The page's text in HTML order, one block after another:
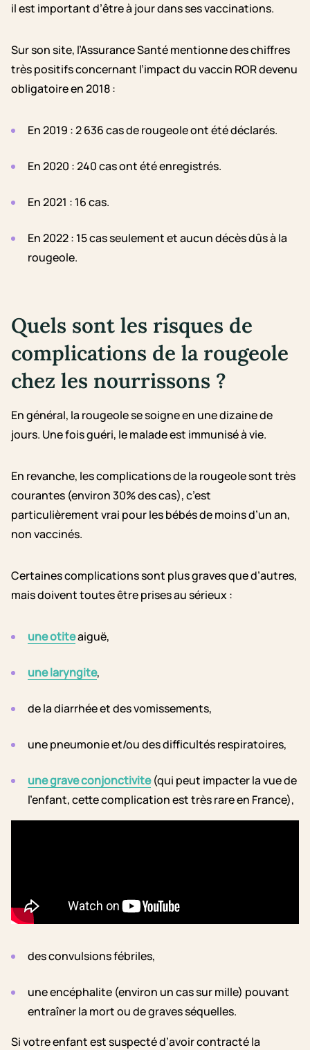
il est important d’être à jour dans ses vaccinations.
Sur son site, l’Assurance Santé mentionne des chiffres
très positifs concernant l’impact du vaccin ROR devenu
obligatoire en 2018 :
En 2019 : 2 636 cas de rougeole ont été déclarés.
En 2020 : 240 cas ont été enregistrés.
En 2021 : 16 cas.
En 2022 : 15 cas seulement et aucun décès dûs à la
rougeole.
Quels sont les risques de
complications de la rougeole
chez les nourrissons ?
En général, la rougeole se soigne en une dizaine de
jours. Une fois guéri, le malade est immunisé à vie.
En revanche, les complications de la rougeole sont très
courantes (environ 30% des cas), c’est
particulièrement vrai pour les bébés de moins d’un an,
non vaccinés.
Certaines complications sont plus graves que d’autres,
mais doivent toutes être prises au sérieux :
une otiteaiguë,
une laryngite,
de la diarrhée et des vomissements,
une pneumonie et/ou des difficultés respiratoires,
une grave conjonctivite(qui peut impacter la vue de
l’enfant, cette complication est très rare en France),
des convulsions fébriles,
une encéphalite (environ un cas sur mille) pouvant
entraîner la mort ou de graves séquelles.
Si votre enfant est suspecté d’avoir contracté la